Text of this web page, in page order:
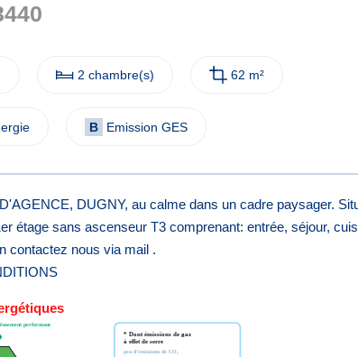
2 chambre(s) 62 m²
B Emission GES
DUGNY, au calme dans un cadre paysager.
étage sans ascenseur T3 comprenant: entrée, séjour,
contactez nous via mail .